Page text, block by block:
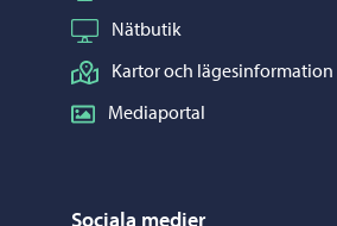
Nätbutik
Kartor och lägesinformation
Mediaportal
Sociala medier